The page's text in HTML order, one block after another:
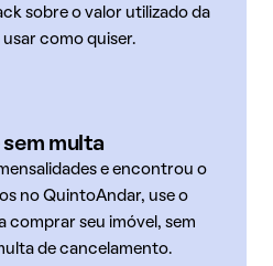
sobre o valor utilizado da
como quiser.
multa
e encontrou o
no QuintoAndar, use o
comprar seu imóvel, sem
de cancelamento.